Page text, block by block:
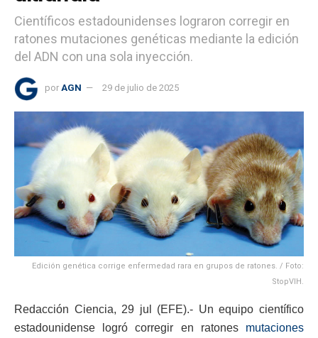
Científicos estadounidenses lograron corregir en
ratones mutaciones genéticas mediante la edición
del ADN con una sola inyección.
por AGN 29 de julio de 2025
Edición genética corrige enfermedad rara en grupos de ratones. / Foto:
StopVIH.
Redacción Ciencia, 29 jul (EFE).- Un equipo científico
estadounidense logró corregir en ratones mutaciones